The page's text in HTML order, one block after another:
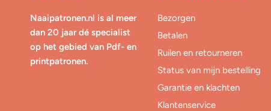
Naaipatronen.nl is al meer
dan 20 jaar dé specialist
op het gebied van Pdf- en
printpatronen.
Bezorgen
Betalen
Ruilen en retourneren
Status van mijn bestelling
Garantie en klachten
Klantenservice